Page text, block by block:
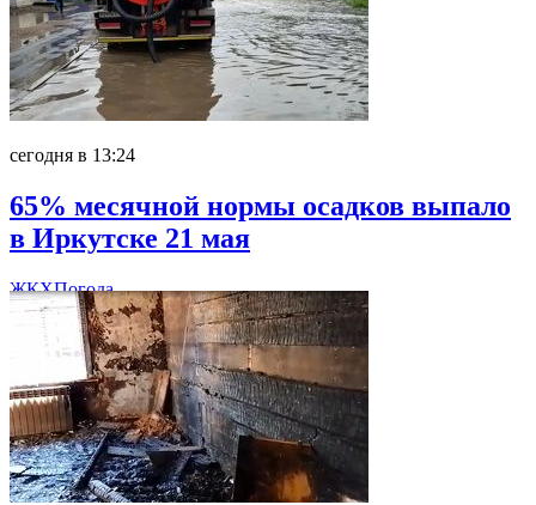
сегодня в 13:24
65% месячной нормы осадков выпало
в Иркутске 21 мая
ЖКХПогода